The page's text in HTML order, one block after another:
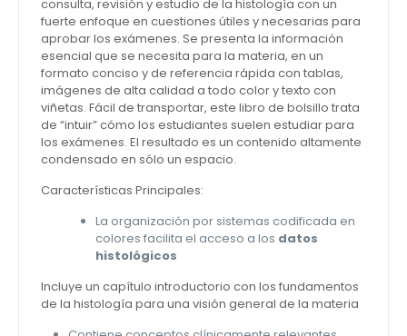
consulta, revisión y estudio de la histología con un
fuerte enfoque en cuestiones útiles y necesarias para
aprobar los exámenes. Se presenta la información
esencial que se necesita para la materia, en un
formato conciso y de referencia rápida con tablas,
imágenes de alta calidad a todo color y texto con
viñetas. Fácil de transportar, este libro de bolsillo trata
de “intuir” cómo los estudiantes suelen estudiar para
los exámenes. El resultado es un contenido altamente
condensado en sólo un espacio.
Características Principales:
La organización por sistemas codificada en
colores facilita el acceso a los datos
histológicos
Incluye un capítulo introductorio con los fundamentos
de la histología para una visión general de la materia